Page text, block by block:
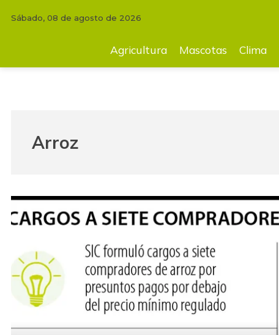
Mascotas Clima Tecnología
Sábado, 08 de agosto de 2026
Agricultura Mascotas Clima
Arroz